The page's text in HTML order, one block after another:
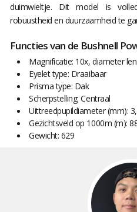
duimwieltje. Dit model is
robuustheid en duurzaamheid te
Functies van de Bushnell
Magnificatie: 10x, diameter
Eyelet type: Draaibaar
Prisma type: Dak
Scherpstelling: Centraal
Uittreedpupildiameter (mm):
Gezichtsveld op 1000m (m):
Gewicht: 629